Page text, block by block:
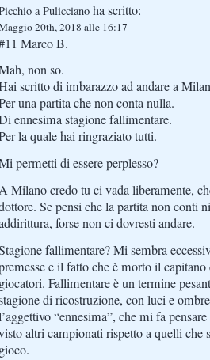
a Pulicciano ha scritto:
20th, 2018 alle 16:17
Marco B.
non so.
scritto di imbarazzo ad andare a
una partita che non conta nulla.
ennesima stagione fallimentare.
la quale hai ringraziato tutti.
permetti di essere perplesso?
Milano credo tu ci vada liberamente,
Se pensi che la partita non conti
forse non ci dovresti andare.
fallimentare? Mi sembra
e il fatto che è morto il
giocatori. Fallimentare è un termine
di ricostruzione, con luci e
“ennesima”, che mi fa
altri campionati rispetto a quelli che
gioco.